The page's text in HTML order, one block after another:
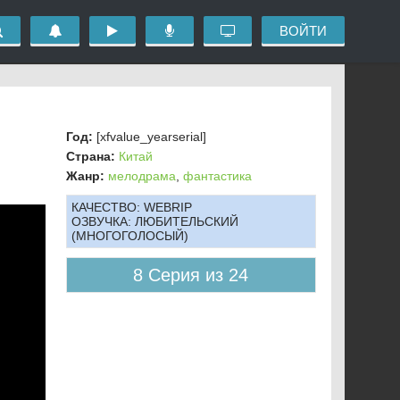
ВОЙТИ
Год: [xfvalue_yearserial]
Страна: Китай
Жанр: мелодрама фантастика
КАЧЕСТВО: WEBRIP
ОЗВУЧКА: ЛЮБИТЕЛЬСКИЙ
(МНОГОГОЛОСЫЙ)
8 Серия из 24